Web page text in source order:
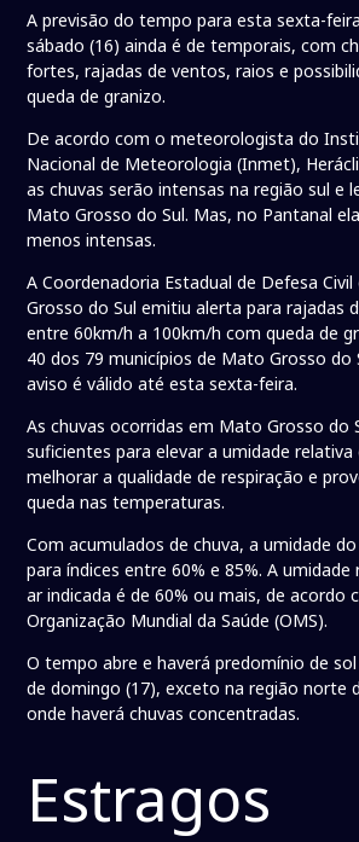
A previsão do tempo para esta sexta-
sábado (16) ainda é de temporais, com
fortes, rajadas de ventos, raios e
queda de granizo.
De acordo com o meteorologista do
Nacional de Meteorologia (Inmet),
as chuvas serão intensas na região sul e
Mato Grosso do Sul. Mas, no Pantanal
menos intensas.
A Coordenadoria Estadual de Defesa
Grosso do Sul emitiu alerta para rajadas
entre 60km/h a 100km/h com queda de
40 dos 79 municípios de Mato Grosso do
aviso é válido até esta sexta-feira.
As chuvas ocorridas em Mato Grosso do
suficientes para elevar a umidade relativa
melhorar a qualidade de respiração e
queda nas temperaturas.
Com acumulados de chuva, a umidade
para índices entre 60% e 85%. A umidade
ar indicada é de 60% ou mais, de acordo
Organização Mundial da Saúde (OMS).
O tempo abre e haverá predomínio de
de domingo (17), exceto na região norte
onde haverá chuvas concentradas.
Estragos